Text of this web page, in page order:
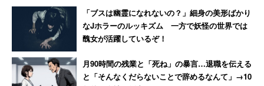
10万負けた猛者も
「ブスは幽霊になれないの？」細身の美形ばかり
なJホラーのルッキズム 一方で妖怪の世界では
醜女が活躍しているぞ！
月90時間の残業と「死ね」の暴言…退職を伝える
と「そんなくだらないことで辞めるなんて」→10